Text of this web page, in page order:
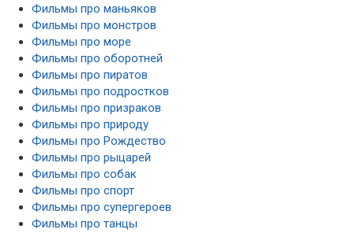
Фильмы про маньяков
Фильмы про монстров
Фильмы про море
Фильмы про оборотней
Фильмы про пиратов
Фильмы про подростков
Фильмы про призраков
Фильмы про природу
Фильмы про Рождество
Фильмы про рыцарей
Фильмы про собак
Фильмы про спорт
Фильмы про супергероев
Фильмы про танцы